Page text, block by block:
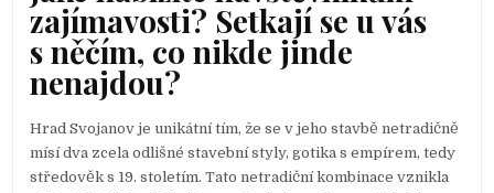
zajímavosti? Setkají se u vás
s něčím, co nikde jinde
nenajdou?
Hrad Svojanov je unikátní tím, že se v jeho stavbě netradičně
mísí dva zcela odlišné stavební styly, gotika s empírem, tedy
středověk s 19. stoletím. Tato netradiční kombinace vznikla